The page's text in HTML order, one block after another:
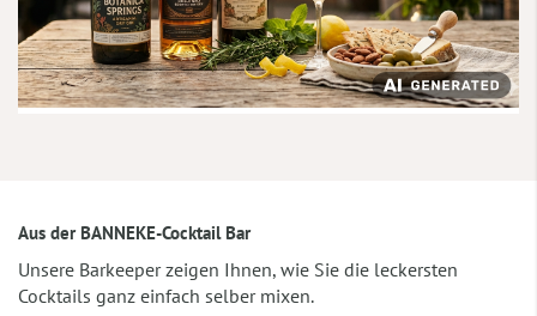
Aus der BANNEKE-Cocktail Bar
Unsere Barkeeper zeigen Ihnen, wie Sie die leckersten
Cocktails ganz einfach selber mixen.